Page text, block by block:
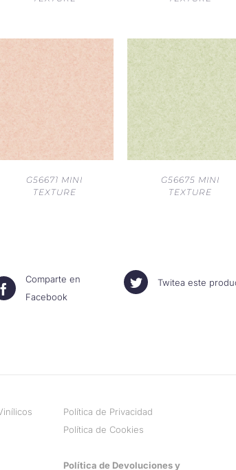
G56671 MINI
TEXTURE
G56675 MINI
TEXTURE
Comparte en
Facebook
Twitea este
Política de Privacidad
Política de Cookies
Política de Devoluciones y